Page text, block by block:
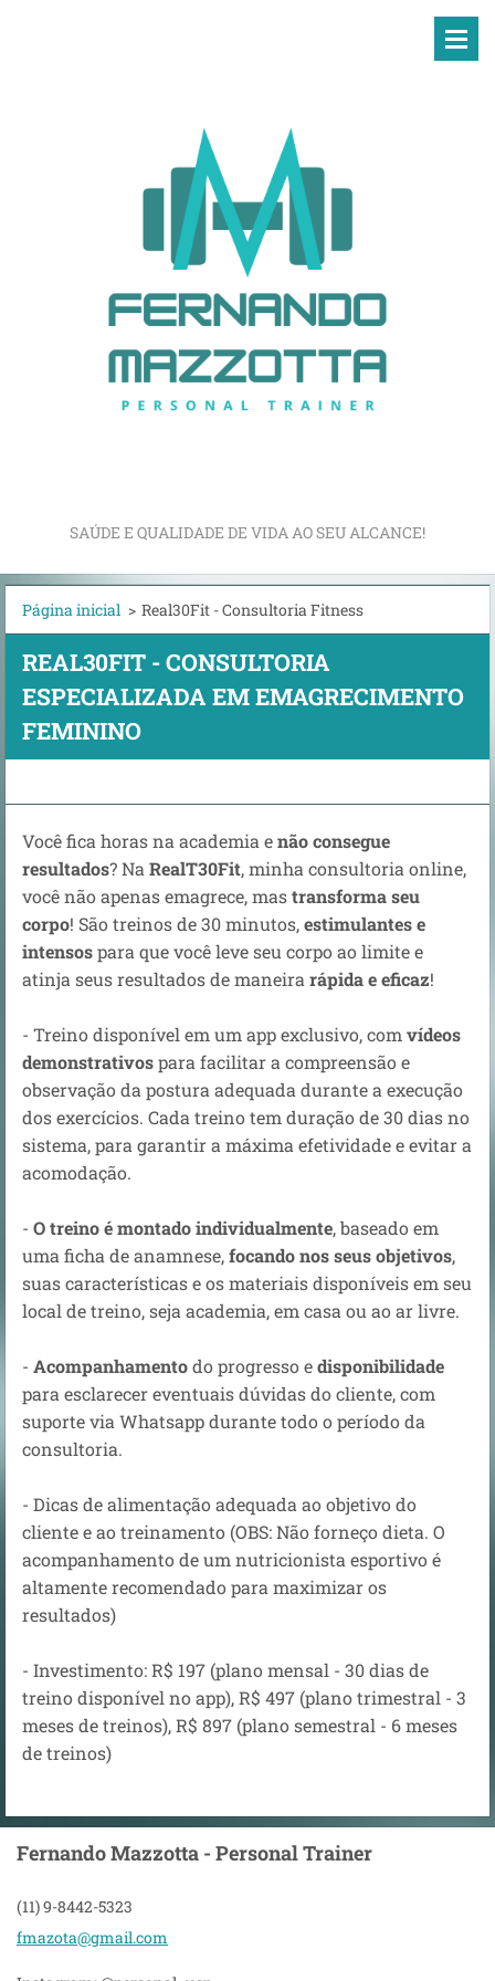
SAÚDE E QUALIDADE DE VIDA AO SEU ALCANCE!
Página inicial > Real30Fit - Consultoria Fitness
REAL30FIT - CONSULTORIA
ESPECIALIZADA EM EMAGRECIMENTO
FEMININO
Você fica horas na academia enão consegue
resultados? Na RealT30Fit, minha consultoria online,
você não apenas emagrece, mastransforma seu
corpo! São treinos de 30 minutos,estimulantes e
intensospara que você leve seu corpo ao limite e
atinja seus resultados de maneira rápida e eficaz!
- Treino disponível em um app exclusivo, com vídeos
demonstrativospara facilitar a compreensão e
observação da postura adequada durante a execução
dos exercícios. Cada treino tem duração de 30 dias no
sistema, para garantir a máxima efetividade e evitar a
acomodação.
- O treino é montado individualmente, baseado em
uma ficha de anamnese,focando nos seus objetivos,
suas características e os materiais disponíveis em seu
local de treino, seja academia, em casa ou ao ar livre.
- Acompanhamentodo progresso edisponibilidade
para esclarecer eventuais dúvidas do cliente, com
suporte via Whatsapp durante todo o período da
consultoria.
- Dicas de alimentação adequada ao objetivo do
cliente e ao treinamento (OBS: Não forneço dieta. O
acompanhamento de um nutricionista esportivo é
altamente recomendado para maximizar os
resultados)
- Investimento: R$ 197 (plano mensal - 30 dias de
treino disponível no app), R$ 497 (plano trimestral - 3
meses de treinos), R$ 897 (plano semestral - 6 meses
de treinos)
Fernando Mazzotta - Personal Trainer
(11) 9-8442-5323
fmazota@gmail.com